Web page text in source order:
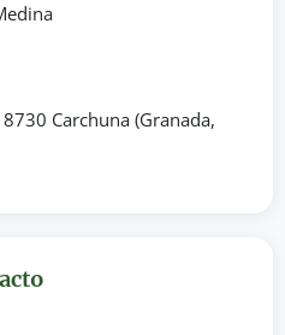
Carchuna (Granada,